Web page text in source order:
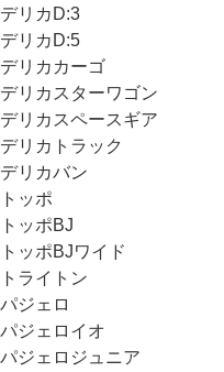
デリカD:3
デリカD:5
デリカカーゴ
デリカスターワゴン
デリカスペースギア
デリカトラック
デリカバン
トッポ
トッポBJ
トッポBJワイド
トライトン
パジェロ
パジェロイオ
パジェロジュニア